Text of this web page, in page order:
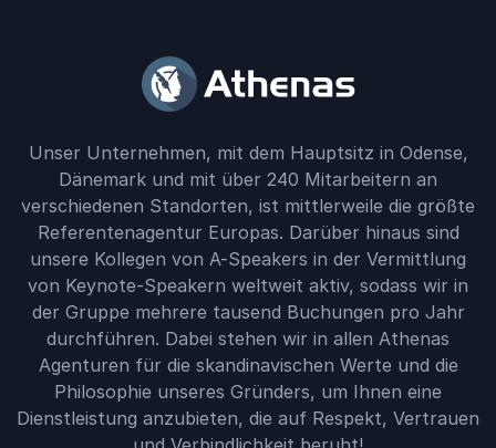
Unser Unternehmen, mit dem Hauptsitz in Odense,
Dänemark und mit über 240 Mitarbeitern an
verschiedenen Standorten, ist mittlerweile die größte
Referentenagentur Europas. Darüber hinaus sind
unsere Kollegen von A-Speakers in der Vermittlung
von Keynote-Speakern weltweit aktiv, sodass wir in
der Gruppe mehrere tausend Buchungen pro Jahr
durchführen. Dabei stehen wir in allen Athenas
Agenturen für die skandinavischen Werte und die
Philosophie unseres Gründers, um Ihnen eine
Dienstleistung anzubieten, die auf Respekt, Vertrauen